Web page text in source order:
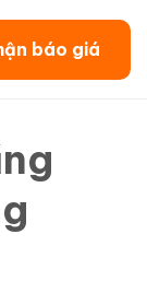
báo giá